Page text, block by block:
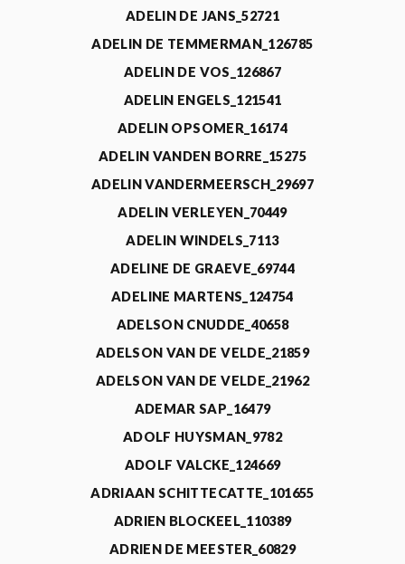
ADELIN DE JANS_52721
ADELIN DE TEMMERMAN_126785
ADELIN DE VOS_126867
ADELIN ENGELS_121541
ADELIN OPSOMER_16174
ADELIN VANDEN BORRE_15275
ADELIN VANDERMEERSCH_29697
ADELIN VERLEYEN_70449
ADELIN WINDELS_7113
ADELINE DE GRAEVE_69744
ADELINE MARTENS_124754
ADELSON CNUDDE_40658
ADELSON VAN DE VELDE_21859
ADELSON VAN DE VELDE_21962
ADEMAR SAP_16479
ADOLF HUYSMAN_9782
ADOLF VALCKE_124669
ADRIAAN SCHITTECATTE_101655
ADRIEN BLOCKEEL_110389
ADRIEN DE MEESTER_60829